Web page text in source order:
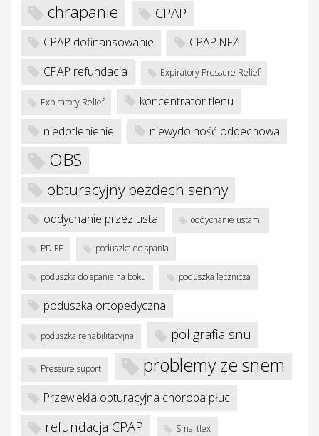
chrapanie CPAP
CPAP dofinansowanie
CPAP NFZ
CPAP refundacja
Expiratory Pressure Relief
Expiratory Relief
koncentrator tlenu
niedotlenienie
niewydolność oddechowa
OBS
obturacyjny bezdech senny
oddychanie przez usta oddychanie ustami
PDIFF poduszka do spania
poduszka do spania na boku poduszka lecznicza
poduszka ortopedyczna
poduszka rehabilitacyjna poligrafia snu
Pressure suport problemy ze snem
Przewlekła obturacyjna choroba płuc
refundacja CPAP Smartfex